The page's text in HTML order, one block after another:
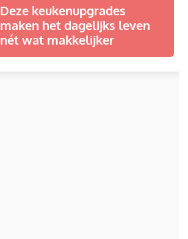
Deze keukenupgrades
maken het dagelijks leven
nét wat makkelijker